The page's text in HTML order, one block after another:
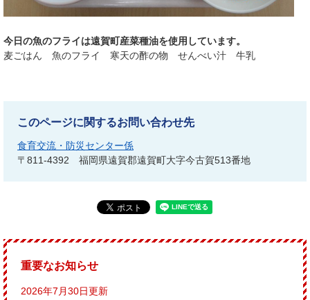
今日の魚のフライは遠賀町産菜種油を使用しています。
麦ごはん 魚のフライ 寒天の酢の物 せんべい汁 牛乳
このページに関するお問い合わせ先
食育交流・防災センター係
〒811-4392
福岡県遠賀郡遠賀町大字今古賀513番地
重要なお知らせ
2026年7月30日更新